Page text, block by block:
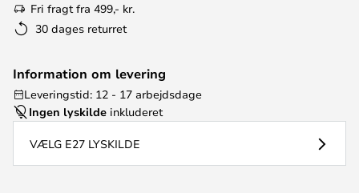
Fri fragt fra 499,- kr.
30 dages returret
Information om levering
Leveringstid: 12 - 17 arbejdsdage
Ingen lyskilde inkluderet
VÆLG E27 LYSKILDE